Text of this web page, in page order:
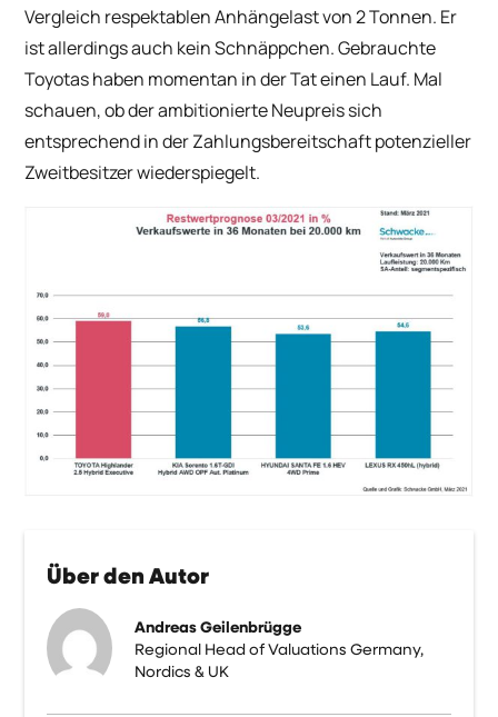
Über den Autor
Andreas Geilenbrügge
Regional Head of Valuations Germany,
Nordics & UK
Vergleich respektablen Anhängelast von 2 Tonnen. Er
ist allerdings auch kein Schnäppchen. Gebrauchte
Toyotas haben momentan in der Tat einen Lauf. Mal
schauen, ob der ambitionierte Neupreis sich
entsprechend in der Zahlungsbereitschaft potenzieller
Zweitbesitzer wiederspiegelt.